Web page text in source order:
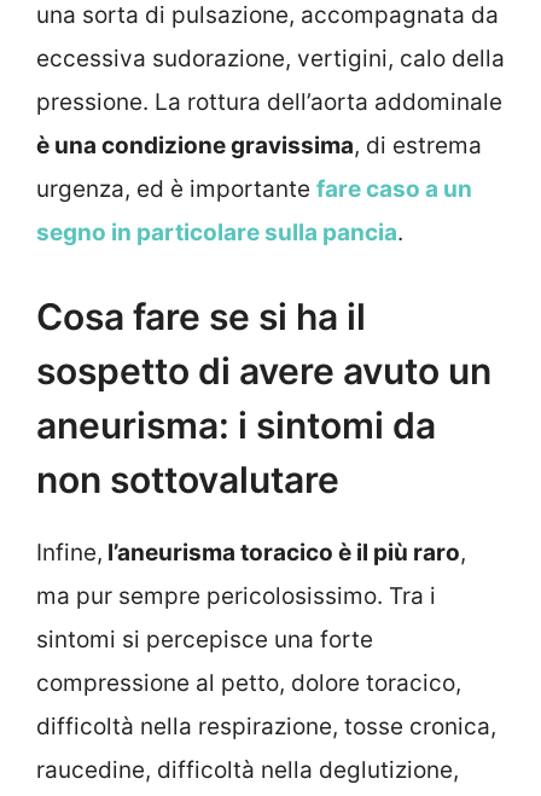
una sorta di pulsazione, accompagnata da
eccessiva sudorazione, vertigini, calo della
pressione. La rottura dell’aorta addominale
è una condizione gravissima, di estrema
urgenza, ed è importante fare caso a un
segno in particolare sulla pancia.
Cosa fare se si ha il
sospetto di avere avuto un
aneurisma: i sintomi da
non sottovalutare
Infine, l’aneurisma toracico è il più raro,
ma pur sempre pericolosissimo. Tra i
sintomi si percepisce una forte
compressione al petto, dolore toracico,
difficoltà nella respirazione, tosse cronica,
raucedine, difficoltà nella deglutizione,